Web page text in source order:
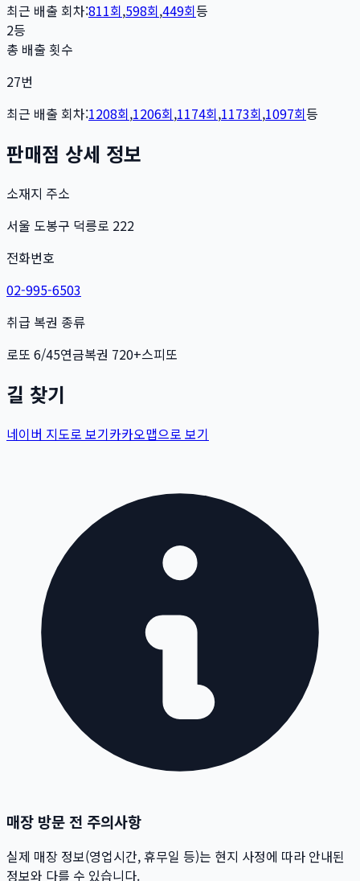
최근 배출 회차:811회,598회,449회등
2등
총 배출 횟수
27번
최근 배출 회차:1208회,1206회,1174회,1173회,1097회등
판매점 상세 정보
소재지 주소
서울 도봉구 덕릉로 222
전화번호
02-995-6503
취급 복권 종류
로또 6/45연금복권 720+스피또
길 찾기
네이버 지도로 보기카카오맵으로 보기
매장 방문 전 주의사항
실제 매장 정보(영업시간, 휴무일 등)는 현지 사정에 따라 안내된
정보와 다를 수 있습니다.